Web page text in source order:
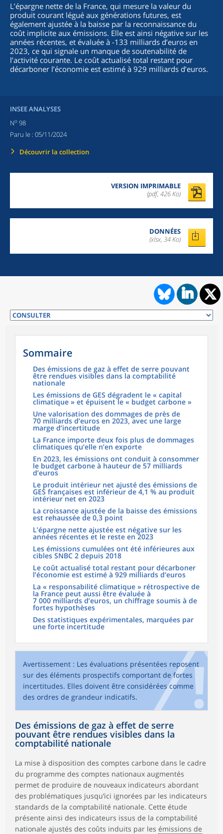
L’épargne nette de la France, qui mesure la valeur du
produit courant légué aux générations futures, est
également ajustée à la baisse par la reconnaissance du
coût implicite aux émissions. Elle est ainsi négative sur les
années récentes, et évaluée à -133 milliards d’euros en
2023, ce qui signale un manque de soutenabilité de
l’activité courante. Le coût actualisé total restant pour
décarboner l’économie est estimé à 929 milliards d’euros.
INSEE ANALYSES
No 98
Paru le : 05/11/2024
Découvrir la collection
VERSION IMPRIMABLE
(pdf, 426 Ko)
DONNÉES
(xlsx, 34 Ko)
Sommaire
Des émissions de gaz à effet de serre pouvant
être rendues visibles dans la comptabilité
nationale
Les émissions de GES dégradent le « capital
climatique » et épuisent le « budget carbone »
Une valorisation des dommages de près de
70 milliards d’euros en 2023, avec une large
marge d’incertitude
La France importe deux fois plus de dommages
climatiques qu’elle n’en exporte
En 2023, les émissions ont conduit à consommer
le budget carbone à hauteur de 57 milliards
d’euros
Le produit intérieur net ajusté des émissions de
GES françaises est inférieur de 4,1 % au produit
intérieur net en 2023
La croissance ajustée de la baisse des émissions
est rehaussée de 0,3 point
L’épargne nette ajustée est négative sur les
années récentes et le reste en 2023
Les émissions cumulées ont été inférieures aux
cibles SNBC 2 depuis 2018
Le coût actualisé total restant pour décarboner
l’économie est estimé à 929 milliards d’euros
La « responsabilité climatique » rétrospective de
la France peut aussi être évaluée à
7 000 milliards d’euros, un chiffrage soumis à de
fortes hypothèses
Des statistiques expérimentales, marquées par
une forte incertitude
Avertissement : Les évaluations présentées reposent
sur des éléments prospectifs comportant de fortes
incertitudes. Elles doivent être considérées comme
des ordres de grandeur indicatifs.
Des émissions de gaz à effet de serre
pouvant être rendues visibles dans la
comptabilité nationale
La mise à disposition des comptes carbone dans le cadre
du programme des comptes nationaux augmentés
permet de produire de nouveaux indicateurs abordant
des problématiques jusqu’ici ignorées par les indicateurs
standards de la comptabilité nationale. Cette étude
présente ainsi des indicateurs issus de la comptabilité
nationale ajustés des coûts induits par les émissions de